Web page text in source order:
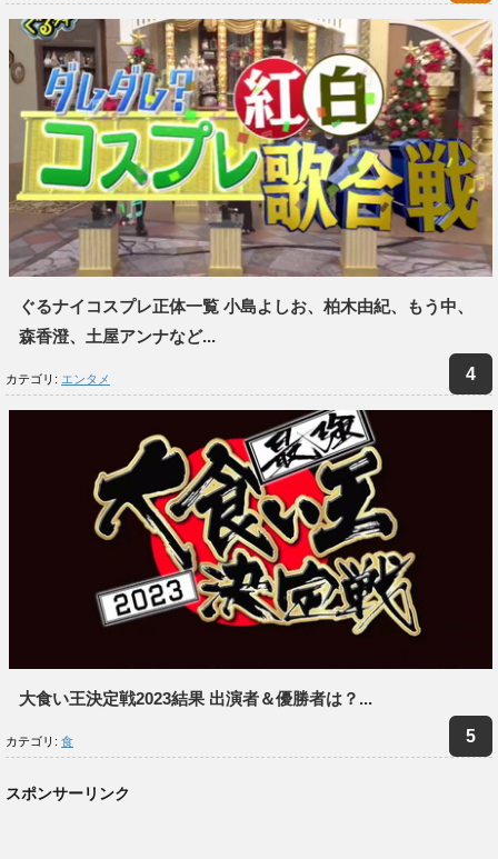
ぐるナイコスプレ正体一覧 小島よしお、柏木由紀、もう中、
森香澄、土屋アンナなど...
カテゴリ: エンタメ
大食い王決定戦2023結果 出演者＆優勝者は？...
カテゴリ: 食
スポンサーリンク